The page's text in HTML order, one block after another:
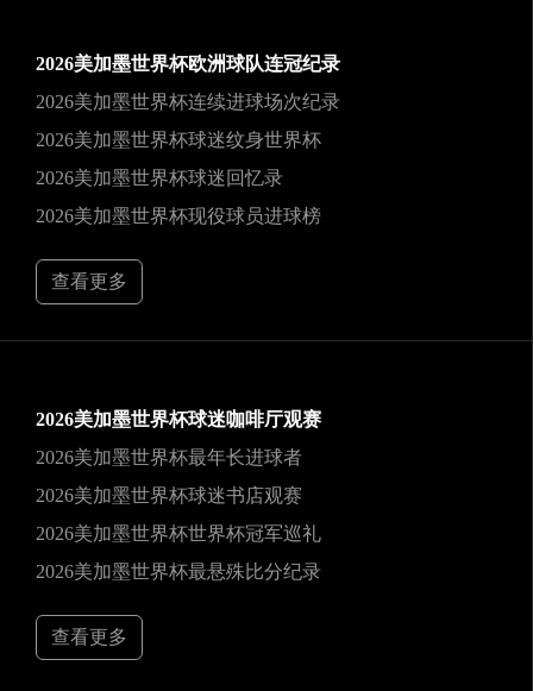
2026美加墨世界杯欧洲球队连冠纪录
2026美加墨世界杯连续进球场次纪录
2026美加墨世界杯球迷纹身世界杯
2026美加墨世界杯球迷回忆录
2026美加墨世界杯现役球员进球榜
查看更多
2026美加墨世界杯球迷咖啡厅观赛
2026美加墨世界杯最年长进球者
2026美加墨世界杯球迷书店观赛
2026美加墨世界杯世界杯冠军巡礼
2026美加墨世界杯最悬殊比分纪录
查看更多